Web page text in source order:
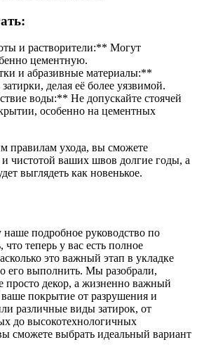
и растворители:** Могут
цементную.
и абразивные материалы:**
делая её более уязвимой.
воды:** Не допускайте стоячей
особенно на цементных
правилам ухода, вы сможете
и чистотой ваших швов долгие годы, а
выглядеть как новенькое.
подробное руководство по
теперь у вас есть полное
это важный этап в укладке
его выполнить. Мы разобрали,
просто декор, а жизненно важный
покрытие от разрушения и
различные виды затирок, от
до высокотехнологичных
сможете выбрать идеальный вариант